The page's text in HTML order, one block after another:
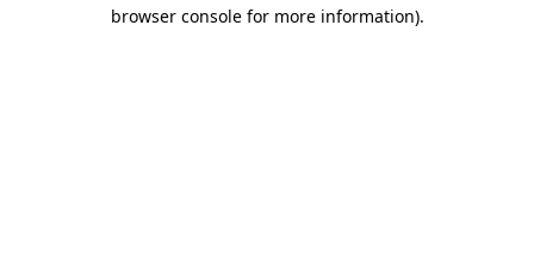
browser console for more information).